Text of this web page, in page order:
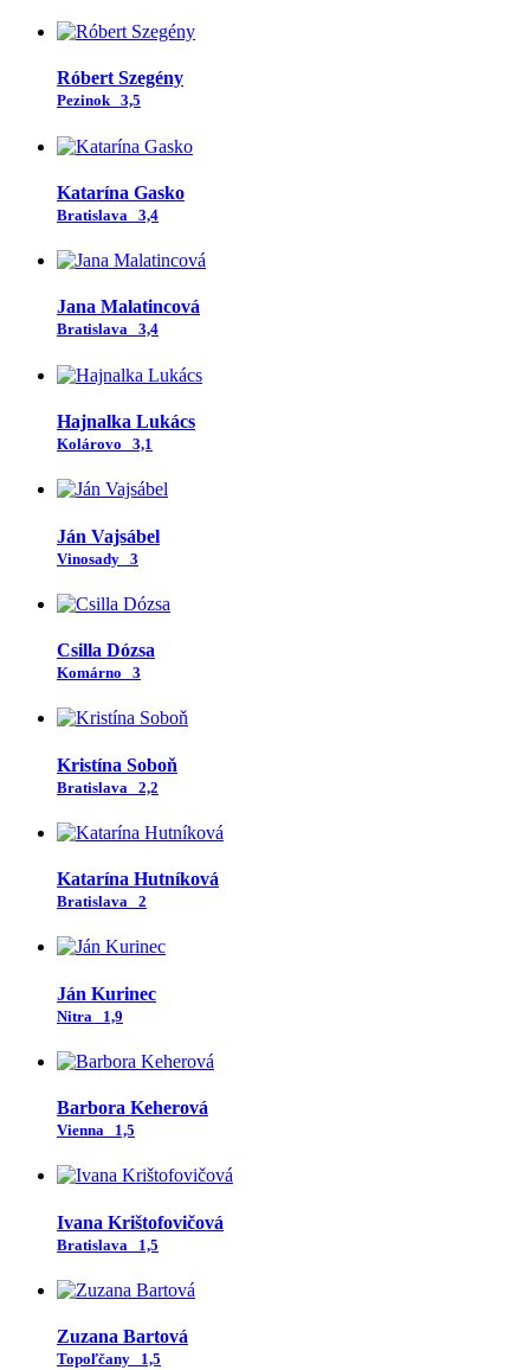
Róbert Szegény
Pezinok 3,5
Katarína Gasko
Bratislava 3,4
Jana Malatincová
Bratislava 3,4
Hajnalka Lukács
Kolárovo 3,1
Ján Vajsábel
Vinosady 3
Csilla Dózsa
Komárno 3
Kristína Soboň
Bratislava 2,2
Katarína Hutníková
Bratislava 2
Ján Kurinec
Nitra 1,9
Barbora Keherová
Vienna 1,5
Ivana Krištofovičová
Bratislava 1,5
Zuzana Bartová
Topoľčany 1,5